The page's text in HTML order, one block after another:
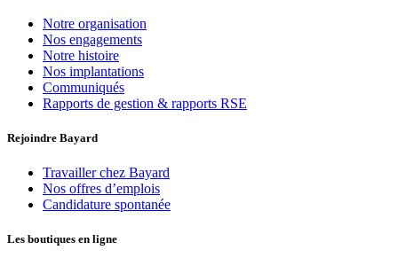
Notre organisation
Nos engagements
Notre histoire
Nos implantations
Communiqués
Rapports de gestion & rapports RSE
Rejoindre Bayard
Travailler chez Bayard
Nos offres d’emplois
Candidature spontanée
Les boutiques en ligne